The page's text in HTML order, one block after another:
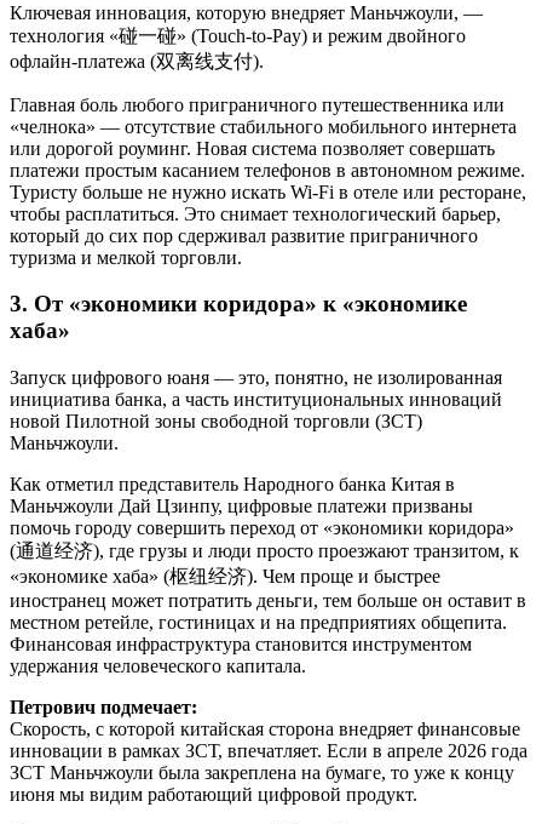
Ключевая инновация, которую внедряет Маньчжоули, —
технология «碰一碰» (Touch-to-Pay) и режим двойного
офлайн-платежа (双离线支付).
Главная боль любого приграничного путешественника или
«челнока» — отсутствие стабильного мобильного интернета
или дорогой роуминг. Новая система позволяет совершать
платежи простым касанием телефонов в автономном режиме.
Туристу больше не нужно искать Wi-Fi в отеле или ресторане,
чтобы расплатиться. Это снимает технологический барьер,
который до сих пор сдерживал развитие приграничного
туризма и мелкой торговли.
3. От «экономики коридора» к «экономике
хаба»
Запуск цифрового юаня — это, понятно, не изолированная
инициатива банка, а часть институциональных инноваций
новой Пилотной зоны свободной торговли (ЗСТ)
Маньчжоули.
Как отметил представитель Народного банка Китая в
Маньчжоули Дай Цзинпу, цифровые платежи призваны
помочь городу совершить переход от «экономики коридора»
(通道经济), где грузы и люди просто проезжают транзитом, к
«экономике хаба» (枢纽经济). Чем проще и быстрее
иностранец может потратить деньги, тем больше он оставит в
местном ретейле, гостиницах и на предприятиях общепита.
Финансовая инфраструктура становится инструментом
удержания человеческого капитала.
Петрович подмечает:
Скорость, с которой китайская сторона внедряет финансовые
инновации в рамках ЗСТ, впечатляет. Если в апреле 2026 года
ЗСТ Маньчжоули была закреплена на бумаге, то уже к концу
июня мы видим работающий цифровой продукт.